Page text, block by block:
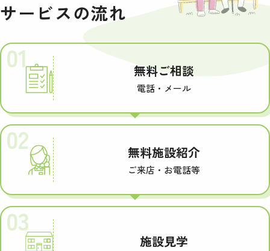
サービスの流れ
01 無料ご相談
電話・メール
02 無料施設紹介
ご来店・お電話等
03
施設見学